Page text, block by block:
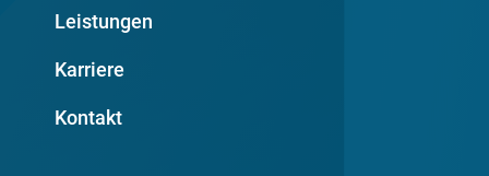
Leistungen
Karriere
Kontakt